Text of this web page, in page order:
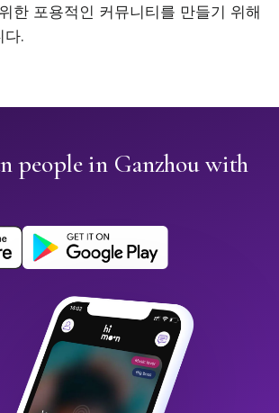
한 포용적인 커뮤니티를 만들기 위해
다.
people in Ganzhou with